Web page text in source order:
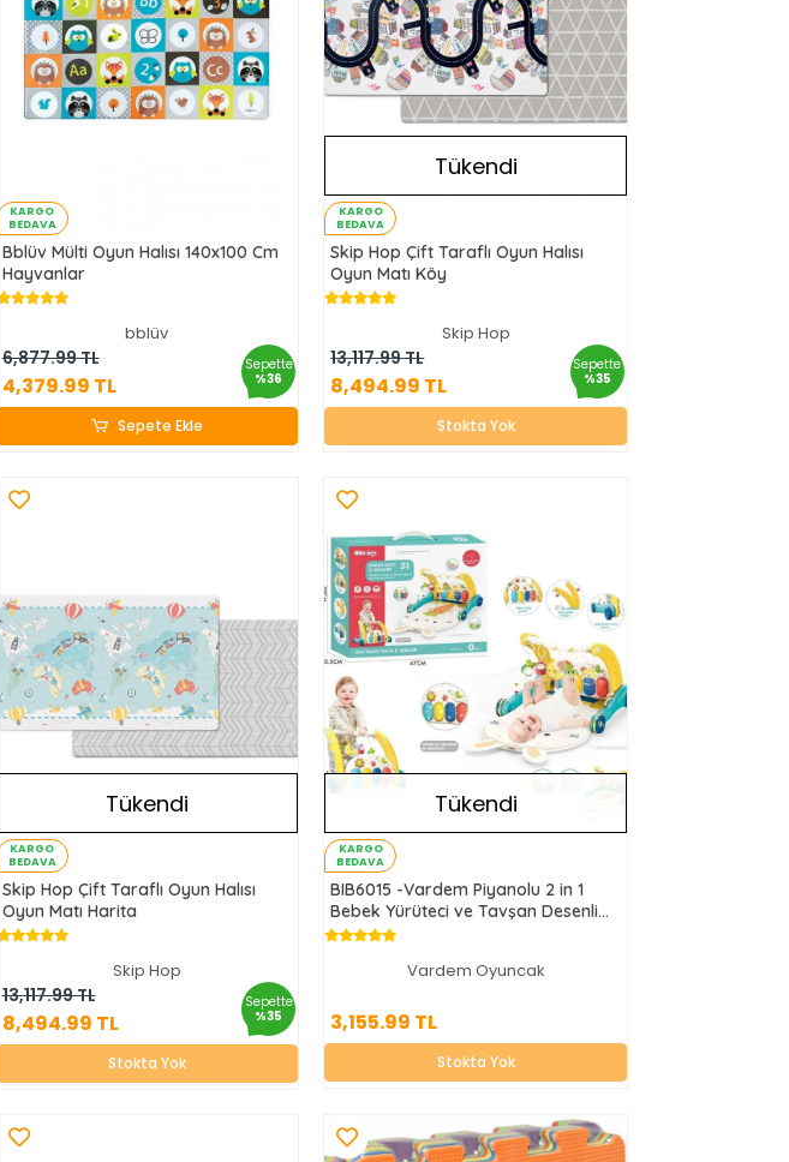
KARGO
BEDAVA
Bblüv Mülti Oyun Halısı 140x100 Cm
Hayvanlar
bblüv
6,877.99 TL
4,379.99 TL
Sepette
%36
4,379.99 TL
Sepete Ekle
Sepete Ekle
KARGO
BEDAVA
Tükendi
Skip Hop Çift Taraflı Oyun Halısı
Oyun Matı Köy
Skip Hop
13,117.99 TL
8,494.99 TL
Sepette
%35
8,494.99 TL
Stokta Yok
KARGO
BEDAVA
Tükendi
Skip Hop Çift Taraflı Oyun Halısı
Oyun Matı Harita
Skip Hop
13,117.99 TL
8,494.99 TL
Sepette
%35
8,494.99 TL
Stokta Yok
Stokta Yok
KARGO
BEDAVA
Tükendi
BIB6015 -Vardem Piyanolu 2 in 1
Bebek Yürüteci ve Tavşan Desenli
Mavi Oyun Halısı
Vardem Oyuncak
3,155.99 TL
3,155.99 TL
Stokta Yok